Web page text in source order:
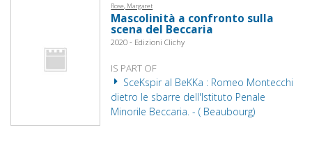
Rose, Margaret
Mascolinità a confronto sulla
scena del Beccaria
2020 - Edizioni Clichy
IS PART OF
SceKspir al BeKKa : Romeo Montecchi
dietro le sbarre dell'Istituto Penale
Minorile Beccaria. - ( Beaubourg)